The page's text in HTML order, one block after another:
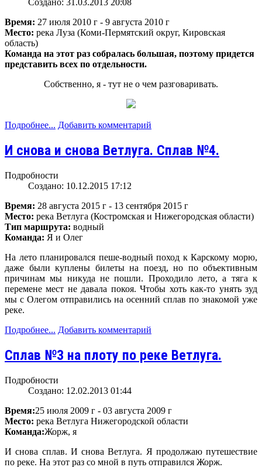
Создано: 31.03.2013 20:08
Время: 27 июля 2010 г - 9 августа 2010 г
Место: река Луза (Коми-Пермятский округ, Кировская
область)
Команда на этот раз собралась большая, поэтому придется
представить всех по отдельности.
Собственно, я - тут не о чем разговаривать.
Подробнее... Добавить комментарий
И снова и снова Ветлуга. Сплав №4.
Подробности
Создано: 10.12.2015 17:12
Время: 28 августа 2015 г - 13 сентября 2015 г
Место: река Ветлуга (Костромская и Нижегородская области)
Тип маршрута: водный
Команда: Я и Олег
На лето планировался пеше-водный поход к Карскому морю,
даже были куплены билеты на поезд, но по объективным
причинам мы никуда не пошли. Проходило лето, а тяга к
перемене мест не давала покоя. Чтобы хоть как-то унять зуд
мы с Олегом отправились на осенний сплав по знакомой уже
реке.
Подробнее... Добавить комментарий
Сплав №3 на плоту по реке Ветлуга.
Подробности
Создано: 12.02.2013 01:44
Время:25 июля 2009 г - 03 августа 2009 г
Место: река Ветлуга Нижегородской области
Команда:Жорж, я
И снова сплав. И снова Ветлуга. Я продолжаю путешествие
по реке. На этот раз со мной в путь отправился Жорж.